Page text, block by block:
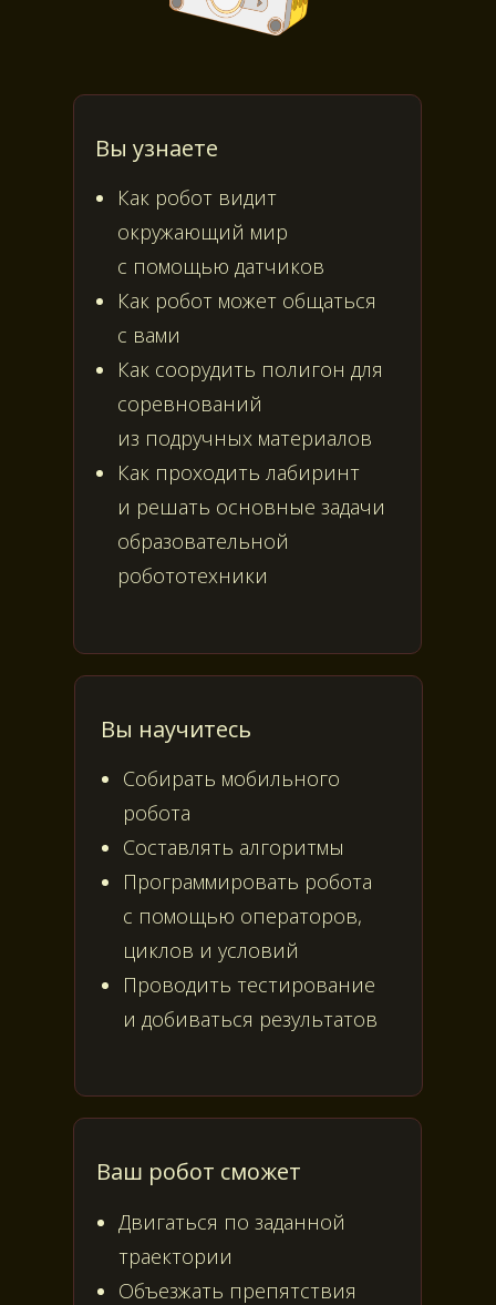
Вы узнаете
Как робот видит
окружающий мир
с помощью датчиков
Как робот может общаться
с вами
Как соорудить полигон для
соревнований
из подручных материалов
Как проходить лабиринт
и решать основные задачи
образовательной
робототехники
Вы научитесь
Собирать мобильного
робота
Составлять алгоритмы
Программировать робота
с помощью операторов,
циклов и условий
Проводить тестирование
и добиваться результатов
Ваш робот сможет
Двигаться по заданной
траектории
Объезжать препятствия